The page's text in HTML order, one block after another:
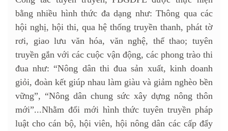
bằng nhiều hình thức đa dạng như: Thông qua các
hội nghị, hội thi, qua hệ thống truyền thanh, phát tờ
rơi, giao lưu văn hóa, văn nghệ, thể thao; tuyên
truyền gắn với các cuộc vận động, các phong trào thi
đua như: “Nông dân thi đua sản xuất, kinh doanh
giỏi, đoàn kết giúp nhau làm giàu và giảm nghèo bền
vững”, “Nông dân chung sức xây dựng nông thôn
mới”...Nhằm đổi mới hình thức tuyên truyền pháp
luật cho cán bộ, hội viên, hội nông dân các cấp đẩy